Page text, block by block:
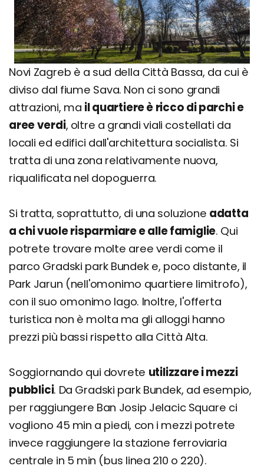
Novi Zagreb è a sud della Città Bassa, da cui è
diviso dal fiume Sava. Non ci sono grandi
attrazioni, ma il quartiere è ricco di parchi e
aree verdi, oltre a grandi viali costellati da
locali ed edifici dall'architettura socialista. Si
tratta di una zona relativamente nuova,
riqualificata nel dopoguerra.
Si tratta, soprattutto, di una soluzione adatta
a chi vuole risparmiare e alle famiglie. Qui
potrete trovare molte aree verdi come il
parco Gradski park Bundek e, poco distante, il
Park Jarun (nell'omonimo quartiere limitrofo),
con il suo omonimo lago. Inoltre, l'offerta
turistica non è molta ma gli alloggi hanno
prezzi più bassi rispetto alla Città Alta.
Soggiornando qui dovrete utilizzare i mezzi
pubblici. Da Gradski park Bundek, ad esempio,
per raggiungere Ban Josip Jelacic Square ci
vogliono 45 min a piedi, con i mezzi potrete
invece raggiungere la stazione ferroviaria
centrale in 5 min (bus linea 210 o 220).